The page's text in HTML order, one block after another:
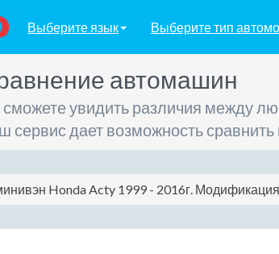
Выберите язык Выберите тип
автомашин
увидить различия между
сервис дает возможность
Honda Acty 1999 - 2016г.